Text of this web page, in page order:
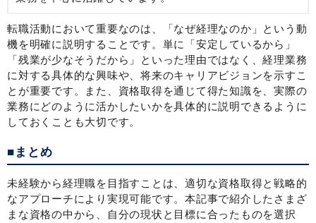
転職活動において重要なのは、「なぜ経理なのか」という動
機を明確に説明することです。単に「安定しているから」
「残業が少なそうだから」といった理由ではなく、経理業務
に対する具体的な興味や、将来のキャリアビジョンを示すこ
とが重要です。また、資格取得を通じて得た知識を、実際の
業務にどのように活かしたいかを具体的に説明できるように
しておくことも大切です。
■まとめ
未経験から経理職を目指すことは、適切な資格取得と戦略的
なアプローチにより実現可能です。本記事で紹介したさまざ
まな資格の中から、自分の現状と目標に合ったものを選択